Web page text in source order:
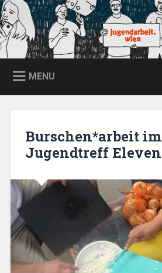
Skip
to
content
Search
jugendarbeit.wien
MENU
Burschen*arbeit im
Jugendtreff Eleven